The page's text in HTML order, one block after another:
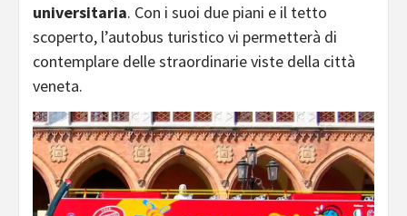
universitaria. Con i suoi due piani e il tetto
scoperto, l’autobus turistico vi permetterà di
contemplare delle straordinarie viste della città
veneta.